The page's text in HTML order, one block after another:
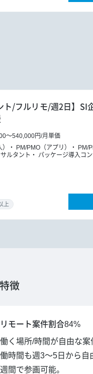
ト/フルリモ/週2日】SI
～540,000円/月単価
PM/PMO（アプリ） PM/
ルタント パッケージ導入コ
上
徴
リモート案件割合84%
働く場所/時間が自由な
働時間も週3～5日から自
週間で参画可能。